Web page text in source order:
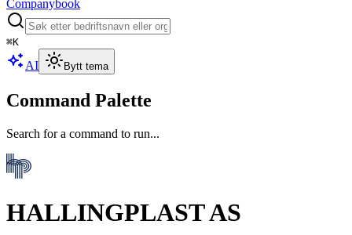
Companybook
⌘K
AI Bytt tema
Command Palette
Search for a command to run...
HALLINGPLAST AS